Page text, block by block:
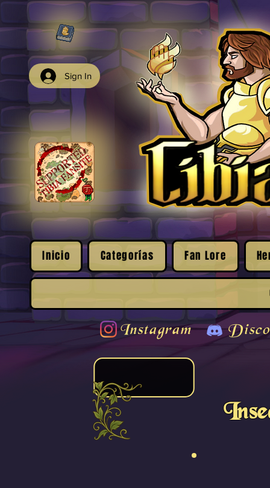
Sign In
Inicio Categorías Fan Lore
Instagram